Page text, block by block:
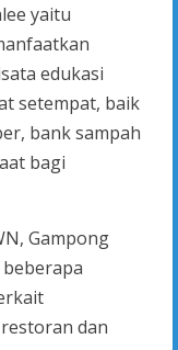
yaitu
edukasi
setempat, baik
bank sampah
bagi
Gampong
dan